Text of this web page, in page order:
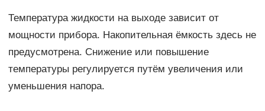
Температура жидкости на выходе зависит от
мощности прибора. Накопительная ёмкость здесь не
предусмотрена. Снижение или повышение
температуры регулируется путём увеличения или
уменьшения напора.